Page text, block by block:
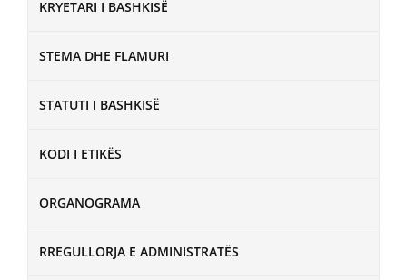
KRYETARI I BASHKISË
STEMA DHE FLAMURI
STATUTI I BASHKISË
KODI I ETIKËS
ORGANOGRAMA
RREGULLORJA E ADMINISTRATËS